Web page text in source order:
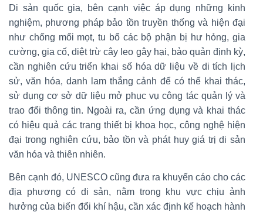
Di sản quốc gia, bên cạnh việc áp dụng những kinh
nghiệm, phương pháp bảo tồn truyền thống và hiện đại
như chống mối mọt, tu bổ các bộ phận bị hư hỏng, gia
cường, gia cố, diệt trừ cây leo gây hại, bảo quản định kỳ,
cần nghiên cứu triển khai số hóa dữ liệu về di tích lịch
sử, văn hóa, danh lam thắng cảnh để có thể khai thác,
sử dụng cơ sở dữ liệu mở phục vụ công tác quản lý và
trao đổi thông tin. Ngoài ra, cần ứng dụng và khai thác
có hiệu quả các trang thiết bị khoa học, công nghệ hiện
đại trong nghiên cứu, bảo tồn và phát huy giá trị di sản
văn hóa và thiên nhiên.
Bên cạnh đó, UNESCO cũng đưa ra khuyến cáo cho các
địa phương có di sản, nằm trong khu vực chịu ảnh
hưởng của biến đổi khí hậu, cần xác định kế hoạch hành